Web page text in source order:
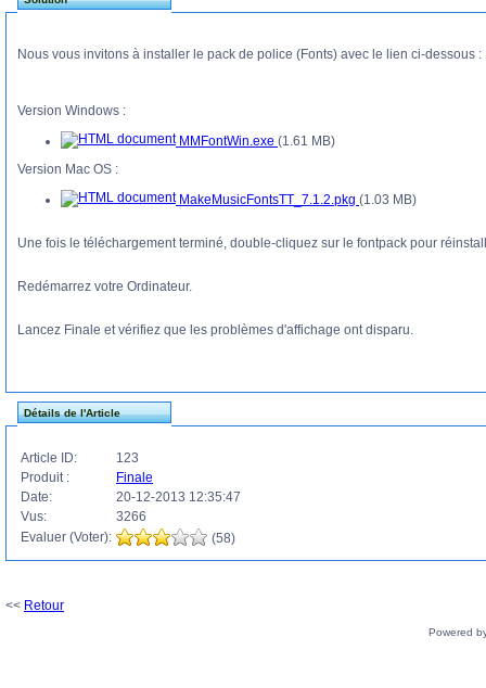
Nous vous invitons à installer le pack de police (Fonts) avec le lien ci-dessous :
Version Windows :
MMFontWin.exe (1.61 MB)
Version Mac OS :
MakeMusicFontsTT_7.1.2.pkg (1.03 MB)
Une fois le téléchargement terminé, double-cliquez sur le fontpack pour
Redémarrez votre Ordinateur.
Lancez Finale et vérifiez que les problèmes d'affichage ont disparu.
Détails de l'Article
Article ID:
123
Produit :
Finale
Date:
20-12-2013 12:35:47
Vus:
3266
Evaluer (Voter):
(58)
<< Retour
Powered